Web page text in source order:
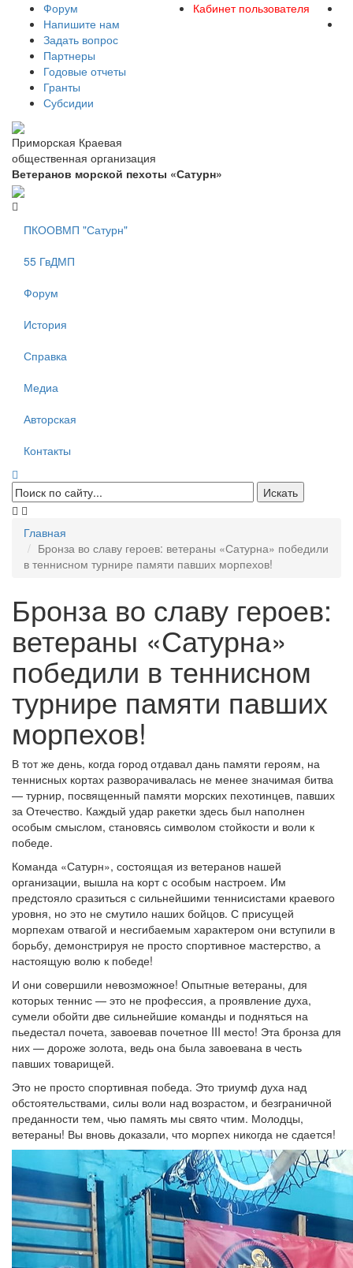
Форум
Напишите нам
Задать вопрос
Партнеры
Годовые отчеты
Гранты
Субсидии
Кабинет пользователя
Приморская Краевая
общественная организация
Ветеранов морской пехоты «Сатурн»
ПКООВМП "Сатурн"
55 ГвДМП
Форум
История
Справка
Медиа
Авторская
Контакты
Главная
Бронза во славу героев: ветераны «Сатурна» победили
в теннисном турнире памяти павших морпехов!
Бронза во славу героев:
ветераны «Сатурна»
победили в теннисном
турнире памяти павших
морпехов!
В тот же день, когда город отдавал дань памяти героям, на
теннисных кортах разворачивалась не менее значимая битва
— турнир, посвященный памяти морских пехотинцев, павших
за Отечество. Каждый удар ракетки здесь был наполнен
особым смыслом, становясь символом стойкости и воли к
победе.
Команда «Сатурн», состоящая из ветеранов нашей
организации, вышла на корт с особым настроем. Им
предстояло сразиться с сильнейшими теннисистами краевого
уровня, но это не смутило наших бойцов. С присущей
морпехам отвагой и несгибаемым характером они вступили в
борьбу, демонстрируя не просто спортивное мастерство, а
настоящую волю к победе!
И они совершили невозможное! Опытные ветераны, для
которых теннис — это не профессия, а проявление духа,
сумели обойти две сильнейшие команды и подняться на
пьедестал почета, завоевав почетное III место! Эта бронза для
них — дороже золота, ведь она была завоевана в честь
павших товарищей.
Это не просто спортивная победа. Это триумф духа над
обстоятельствами, силы воли над возрастом, и безграничной
преданности тем, чью память мы свято чтим. Молодцы,
ветераны! Вы вновь доказали, что морпех никогда не сдается!